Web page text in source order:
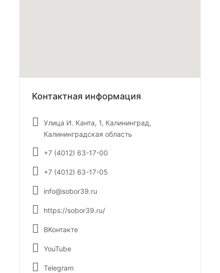
Контактная информация
Улица И. Канта, 1, Калининград,
Калининградская область
+7 (4012) 63-17-00
+7 (4012) 63-17-05
info@sobor39.ru
https://sobor39.ru/
ВКонтакте
YouTube
Telegram